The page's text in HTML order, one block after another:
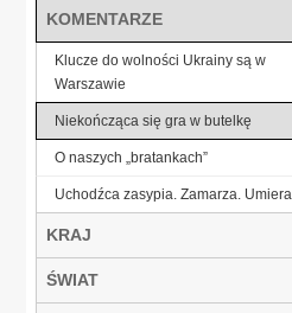
KOMENTARZE
Klucze do wolności Ukrainy są w
Warszawie
Niekończąca się gra w butelkę
O naszych „bratankach”
Uchodźca zasypia. Zamarza. Umiera
KRAJ
ŚWIAT